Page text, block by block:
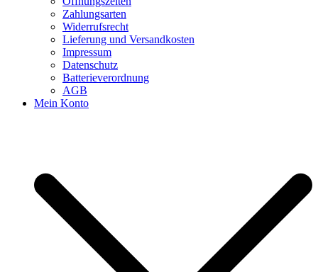
Zahlungsarten
Widerrufsrecht
Lieferung und Versandkosten
Impressum
Datenschutz
Batterieverordnung
AGB
Mein Konto